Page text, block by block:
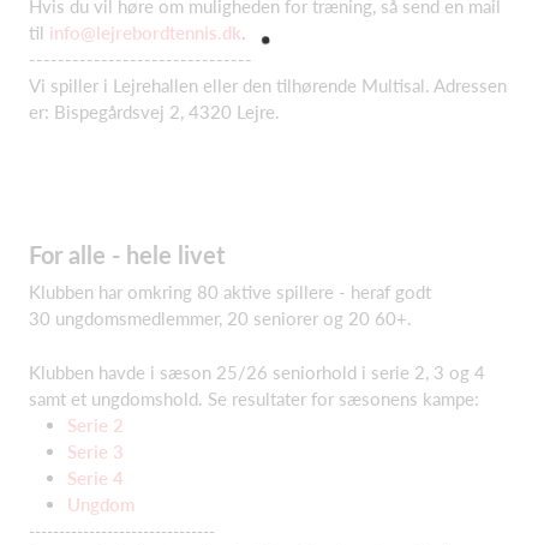
Hvis du vil høre om muligheden for træning, så send en mail
til info@lejrebordtennis.dk
-------------------------------
Vi spiller i Lejrehallen eller den tilhørende Multisal. Adressen
er: Bispegårdsvej 2, 4320 Lejre.
For alle - hele livet
Klubben har omkring 80 aktive spillere - heraf godt
30 ungdomsmedlemmer, 20 seniorer og 20 60+.
Klubben havde i sæson 25/26 seniorhold i serie 2, 3 og 4
samt et ungdomshold. Se resultater for sæsonens kampe:
Serie 2
Serie 3
Serie 4
Ungdom
-------------------------------